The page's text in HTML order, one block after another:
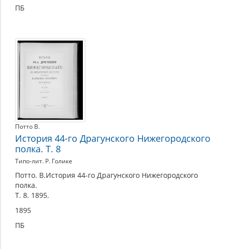
ПБ
Потто В.
История 44-го Драгунского Нижегородского
полка. Т. 8
Типо-лит. Р. Голике
Потто. В.История 44-го Драгунского Нижегородского
полка.
Т. 8. 1895.
1895
ПБ